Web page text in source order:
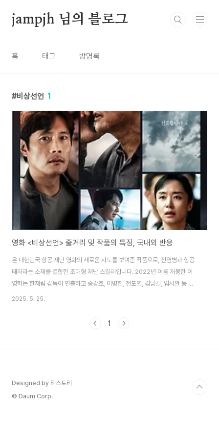
jampjh 님의 블로그
홈 태그 방명록
비상선언 1
영화 <비상선언> 줄거리 및 작품의 특징, 국내외 반응
은 대한민국 항공 재난 영화의 새로운 시도를 보여준 작품으로, 전염병과 항공
테러라는 소재를 결합한 초대형 재난 스릴러입니다. 2022년 여름 개봉한 이
영화는 한재림 감독이 연출하고 송강호, 이병헌, 전도연, 김남길, 임시완 등 한
국 영화계의 대표 배우들이 대거 출연해 화제를 모았습니다. 팬데믹과 맞물린
려낸 작품입니다. 줄거리 요약 대한민국 인천공항에서 출발한 비행기. 평범한
2025. 5. 25.
1
Designed by 티스토리
© Daum Corp.